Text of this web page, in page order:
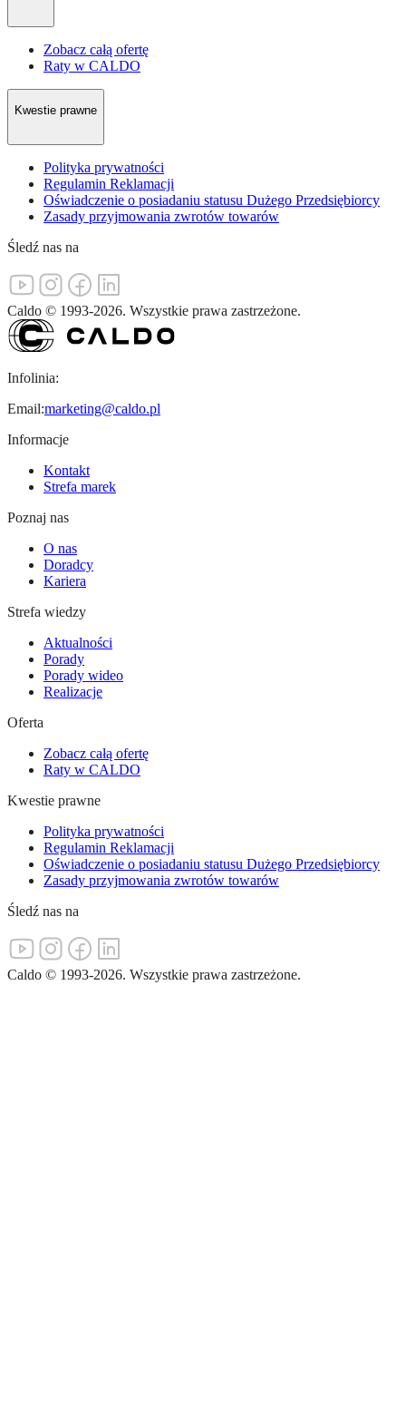
Zobacz całą ofertę
Raty w CALDO
Kwestie prawne
Polityka prywatności
Regulamin Reklamacji
Oświadczenie o posiadaniu statusu Dużego Przedsiębiorcy
Zasady przyjmowania zwrotów towarów
Śledź nas na
Caldo © 1993-2026. Wszystkie prawa zastrzeżone.
Infolinia:
Email:marketing@caldo.pl
Informacje
Kontakt
Strefa marek
Poznaj nas
O nas
Doradcy
Kariera
Strefa wiedzy
Aktualności
Porady
Porady wideo
Realizacje
Oferta
Zobacz całą ofertę
Raty w CALDO
Kwestie prawne
Polityka prywatności
Regulamin Reklamacji
Oświadczenie o posiadaniu statusu Dużego Przedsiębiorcy
Zasady przyjmowania zwrotów towarów
Śledź nas na
Caldo © 1993-2026. Wszystkie prawa zastrzeżone.